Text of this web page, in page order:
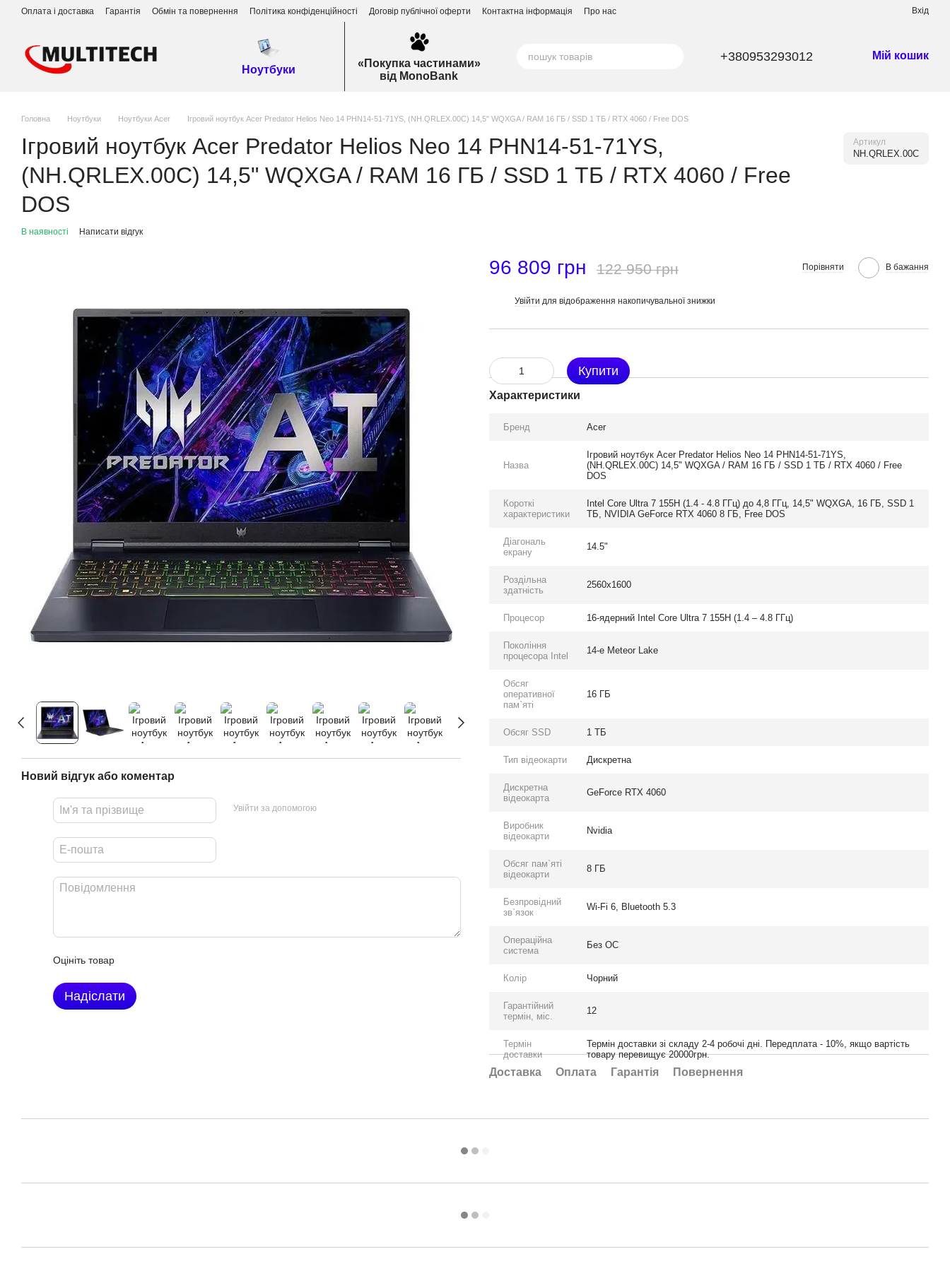
Перейти до основного контенту
Оплата і доставка Гарантія Обмін та повернення Політика конфіденційності Договір публічної оферти Контактна інформація Про нас Вхід
Ноутбуки
«Покупка частинами»
від MonoBank
+380953293012 Мій кошик
Головна Ноутбуки Ноутбуки Acer Ігровий ноутбук Acer Predator Helios Neo 14 PHN14-51-71YS, (NH.QRLEX.00C) 14,5" WQXGA / RAM 16 ГБ / SSD 1 ТБ / RTX 4060 / Free DOS
Ігровий ноутбук Acer Predator Helios Neo 14 PHN14-51-71YS,
(NH.QRLEX.00C) 14,5" WQXGA / RAM 16 ГБ / SSD 1 ТБ / RTX 4060 / Free
DOS
Артикул
NH.QRLEX.00C
В наявності Написати відгук
Новий відгук або коментар
Увійти за допомогою
Оцініть товар
Надіслати
96 809 грн 122 950 грн Порівняти В бажання
Увійти для відображення накопичувальної знижки
Купити
Характеристики
Бренд Acer
Назва
Ігровий ноутбук Acer Predator Helios Neo 14 PHN14-51-71YS,
(NH.QRLEX.00C) 14,5" WQXGA / RAM 16 ГБ / SSD 1 ТБ / RTX 4060 / Free
DOS
Короткі
характеристики
Intel Core Ultra 7 155H (1.4 - 4.8 ГГц) до 4,8 ГГц, 14,5" WQXGA, 16 ГБ, SSD 1
ТБ, NVIDIA GeForce RTX 4060 8 ГБ, Free DOS
Діагональ
екрану
14.5"
Роздільна
здатність
2560x1600
Процесор 16-ядерний Intel Core Ultra 7 155H (1.4 – 4.8 ГГц)
Покоління
процесора Intel
14-e Meteor Lake
Обсяг
оперативної
пам`яті
16 ГБ
Обсяг SSD 1 ТБ
Тип відеокарти Дискретна
Дискретна
відеокарта
GeForce RTX 4060
Виробник
відеокарти
Nvidia
Обсяг пам`яті
відеокарти
8 ГБ
Безпровідний
зв`язок
Wi-Fi 6, Bluetooth 5.3
Операційна
система
Без ОС
Колір Чорний
Гарантійний
термін, міс.
12
Термін
доставки
Термін доставки зі складу 2-4 робочі дні. Передплата - 10%, якщо вартість
товару перевищує 20000грн.
Доставка Оплата Гарантія Повернення